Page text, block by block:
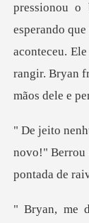
esperando
aconteceu.
novo!" Berrou